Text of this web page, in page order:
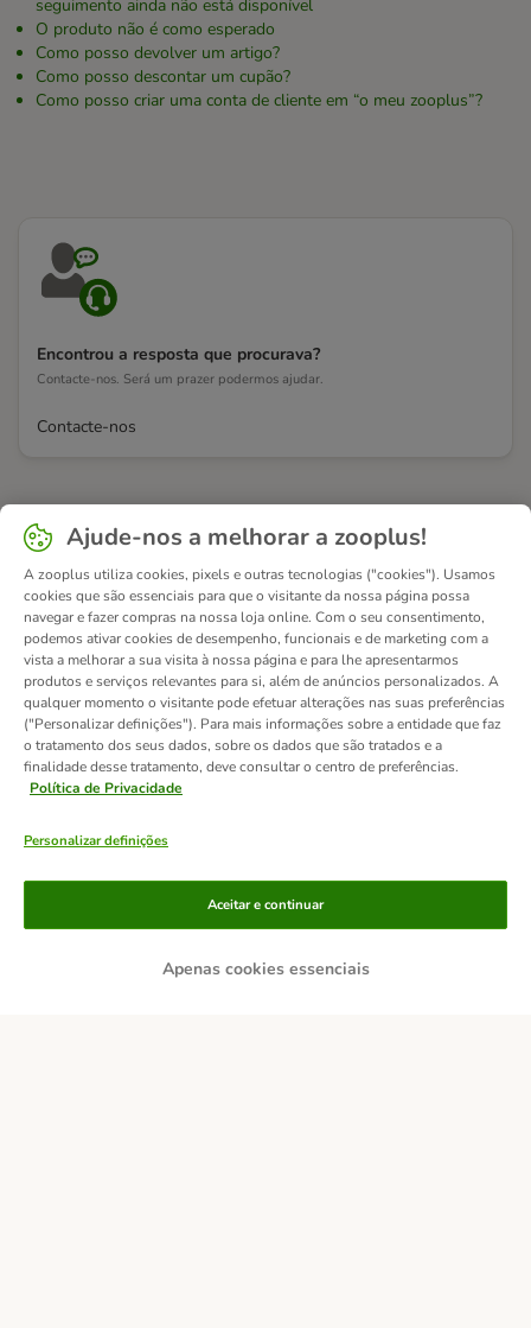
seguimento ainda não está disponível
O produto não é como esperado
Como posso devolver um artigo?
Como posso descontar um cupão?
Como posso criar uma conta de cliente em “o meu zooplus”?
Encontrou a resposta que procurava?
Contacte-nos. Será um prazer podermos ajudar.
Contacte-nos
Ajude-nos a melhorar a zooplus!
A zooplus utiliza cookies, pixels e outras tecnologias ("cookies"). Usamos
cookies que são essenciais para que o visitante da nossa página possa
navegar e fazer compras na nossa loja online. Com o seu consentimento,
podemos ativar cookies de desempenho, funcionais e de marketing com a
vista a melhorar a sua visita à nossa página e para lhe apresentarmos
produtos e serviços relevantes para si, além de anúncios personalizados. A
qualquer momento o visitante pode efetuar alterações nas suas preferências
("Personalizar definições"). Para mais informações sobre a entidade que faz
o tratamento dos seus dados, sobre os dados que são tratados e a
finalidade desse tratamento, deve consultar o centro de preferências.
Política de Privacidade
Personalizar definições
Apenas cookies essenciais
Aceitar e continuar